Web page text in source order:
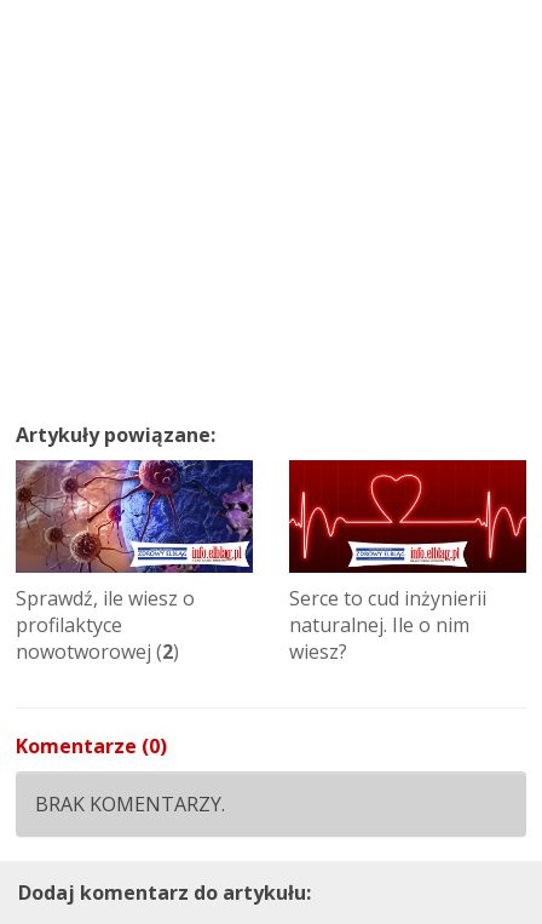
Artykuły powiązane:
Sprawdź, ile wiesz o
profilaktyce
nowotworowej (2)
Serce to cud inżynierii
naturalnej. Ile o nim
wiesz?
Komentarze (0)
BRAK KOMENTARZY.
Dodaj komentarz do artykułu: